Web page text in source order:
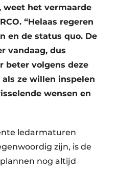
weet het vermaarde
“Helaas regeren
en de status quo. De
vandaag, dus
beter volgens deze
ze willen inspelen
wensen en
ledarmaturen
zijn, is de
nog altijd